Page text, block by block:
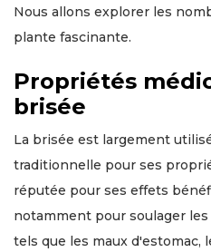
Nous allons explorer les
plante fascinante.
Propriétés
brisée
La brisée est largement
traditionnelle pour ses
réputée pour ses effets
notamment pour soulager
tels que les maux d'estomac,